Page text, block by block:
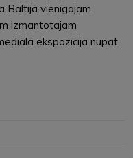
Baltijā vienīgajam
izmantotajam
ekspozīcija nupat